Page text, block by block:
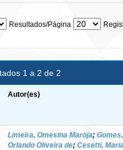
Resultados/Página
1 a 2 de 2
Autor(es)
Limeira, Omesina Maroja;
Orlando Oliveira de; Cesetti,